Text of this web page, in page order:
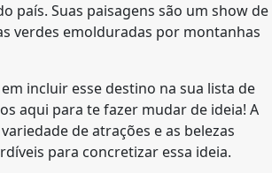
país. Suas paisagens são um show de
verdes emolduradas por montanhas
incluir esse destino na sua lista de
aqui para te fazer mudar de ideia! A
de atrações e as belezas
para concretizar essa ideia.